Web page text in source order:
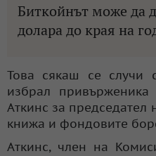
Биткойнът може да
долара до края на
Това сякаш се случи
избрал привърженика
Аткинс за председател
книжа и фондовите
Аткинс, член на